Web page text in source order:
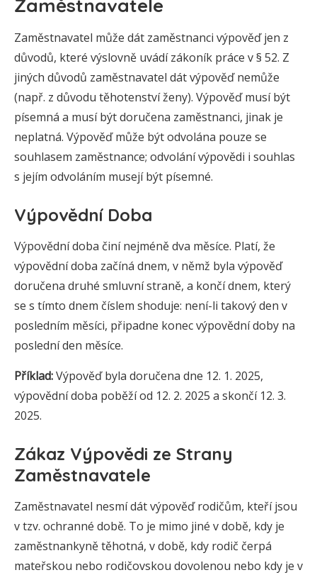
Zaměstnavatele
Zaměstnavatel může dát zaměstnanci výpověď jen z
důvodů, které výslovně uvádí zákoník práce v § 52. Z
jiných důvodů zaměstnavatel dát výpověď nemůže
(např. z důvodu těhotenství ženy). Výpověď musí být
písemná a musí být doručena zaměstnanci, jinak je
neplatná. Výpověď může být odvolána pouze se
souhlasem zaměstnance; odvolání výpovědi i souhlas
s jejím odvoláním musejí být písemné.
Výpovědní Doba
Výpovědní doba činí nejméně dva měsíce. Platí, že
výpovědní doba začíná dnem, v němž byla výpověď
doručena druhé smluvní straně, a končí dnem, který
se s tímto dnem číslem shoduje: není-li takový den v
posledním měsíci, připadne konec výpovědní doby na
poslední den měsíce.
Příklad:Výpověď byla doručena dne 12. 1. 2025,
výpovědní doba poběží od 12. 2. 2025 a skončí 12. 3.
2025.
Zákaz Výpovědi ze Strany
Zaměstnavatele
Zaměstnavatel nesmí dát výpověď rodičům, kteří jsou
v tzv. ochranné době. To je mimo jiné v době, kdy je
zaměstnankyně těhotná, v době, kdy rodič čerpá
mateřskou nebo rodičovskou dovolenou nebo kdy je v